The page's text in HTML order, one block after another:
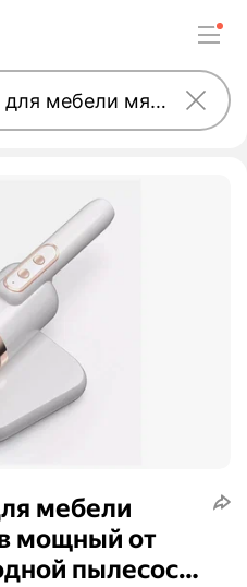
мебели
мощный от
пылесос